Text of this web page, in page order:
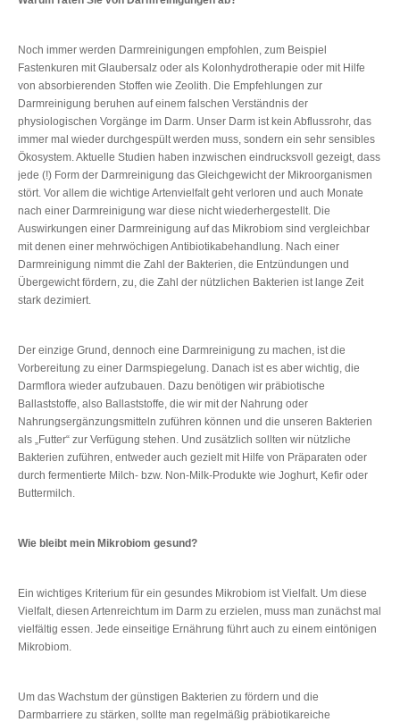
Noch immer werden Darmreinigungen empfohlen, zum Beispiel
Fastenkuren mit Glaubersalz oder als Kolonhydrotherapie oder mit Hilfe
von absorbierenden Stoffen wie Zeolith. Die Empfehlungen zur
Darmreinigung beruhen auf einem falschen Verständnis der
physiologischen Vorgänge im Darm. Unser Darm ist kein Abflussrohr, das
immer mal wieder durchgespült werden muss, sondern ein sehr sensibles
Ökosystem. Aktuelle Studien haben inzwischen eindrucksvoll gezeigt, dass
jede (!) Form der Darmreinigung das Gleichgewicht der Mikroorganismen
stört. Vor allem die wichtige Artenvielfalt geht verloren und auch Monate
nach einer Darmreinigung war diese nicht wiederhergestellt. Die
Auswirkungen einer Darmreinigung auf das Mikrobiom sind vergleichbar
mit denen einer mehrwöchigen Antibiotikabehandlung. Nach einer
Darmreinigung nimmt die Zahl der Bakterien, die Entzündungen und
Übergewicht fördern, zu, die Zahl der nützlichen Bakterien ist lange Zeit
stark dezimiert.
Der einzige Grund, dennoch eine Darmreinigung zu machen, ist die
Vorbereitung zu einer Darmspiegelung. Danach ist es aber wichtig, die
Darmflora wieder aufzubauen. Dazu benötigen wir präbiotische
Ballaststoffe, also Ballaststoffe, die wir mit der Nahrung oder
Nahrungsergänzungsmitteln zuführen können und die unseren Bakterien
als „Futter“ zur Verfügung stehen. Und zusätzlich sollten wir nützliche
Bakterien zuführen, entweder auch gezielt mit Hilfe von Präparaten oder
durch fermentierte Milch- bzw. Non-Milk-Produkte wie Joghurt, Kefir oder
Buttermilch.
Wie bleibt mein Mikrobiom gesund?
Ein wichtiges Kriterium für ein gesundes Mikrobiom ist Vielfalt. Um diese
Vielfalt, diesen Artenreichtum im Darm zu erzielen, muss man zunächst mal
vielfältig essen. Jede einseitige Ernährung führt auch zu einem eintönigen
Mikrobiom.
Um das Wachstum der günstigen Bakterien zu fördern und die
Darmbarriere zu stärken, sollte man regelmäßig präbiotikareiche